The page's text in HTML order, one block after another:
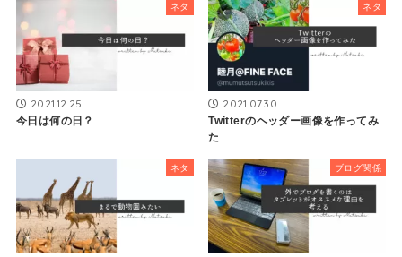
ネタ
2021.12.25
今日は何の日？
ネタ
2021.07.30
Twitterのヘッダー画像を作ってみ
た
ネタ ブログ関係